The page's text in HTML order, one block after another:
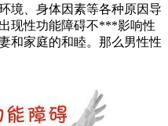
、身体因素等各种原因导
现性功能障碍不***影响性
和家庭的和睦。那么男性性